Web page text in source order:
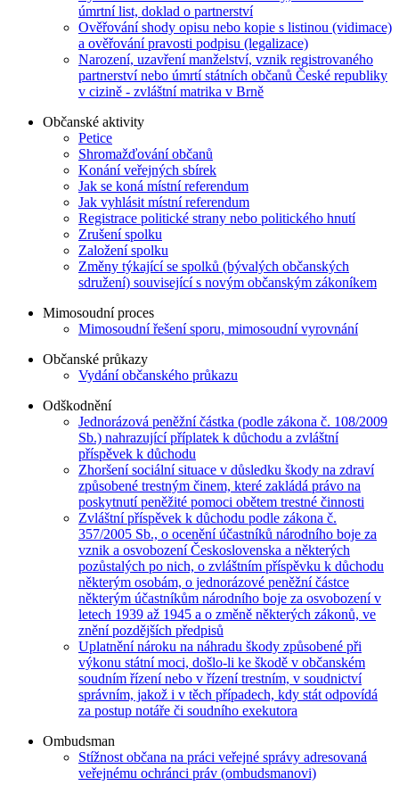
úmrtní list, doklad o partnerství
Ověřování shody opisu nebo kopie s listinou (vidimace)
a ověřování pravosti podpisu (legalizace)
Narození, uzavření manželství, vznik registrovaného
partnerství nebo úmrtí státních občanů České republiky
v cizině - zvláštní matrika v Brně
Občanské aktivity
Petice
Shromažďování občanů
Konání veřejných sbírek
Jak se koná místní referendum
Jak vyhlásit místní referendum
Registrace politické strany nebo politického hnutí
Zrušení spolku
Založení spolku
Změny týkající se spolků (bývalých občanských
sdružení) související s novým občanským zákoníkem
Mimosoudní proces
Mimosoudní řešení sporu, mimosoudní vyrovnání
Občanské průkazy
Vydání občanského průkazu
Odškodnění
Jednorázová peněžní částka (podle zákona č. 108/2009
Sb.) nahrazující příplatek k důchodu a zvláštní
příspěvek k důchodu
Zhoršení sociální situace v důsledku škody na zdraví
způsobené trestným činem, které zakládá právo na
poskytnutí peněžité pomoci obětem trestné činnosti
Zvláštní příspěvek k důchodu podle zákona č.
357/2005 Sb., o ocenění účastníků národního boje za
vznik a osvobození Československa a některých
pozůstalých po nich, o zvláštním příspěvku k důchodu
některým osobám, o jednorázové peněžní částce
některým účastníkům národního boje za osvobození v
letech 1939 až 1945 a o změně některých zákonů, ve
znění pozdějších předpisů
Uplatnění nároku na náhradu škody způsobené při
výkonu státní moci, došlo-li ke škodě v občanském
soudním řízení nebo v řízení trestním, v soudnictví
správním, jakož i v těch případech, kdy stát odpovídá
za postup notáře či soudního exekutora
Ombudsman
Stížnost občana na práci veřejné správy adresovaná
veřejnému ochránci práv (ombudsmanovi)